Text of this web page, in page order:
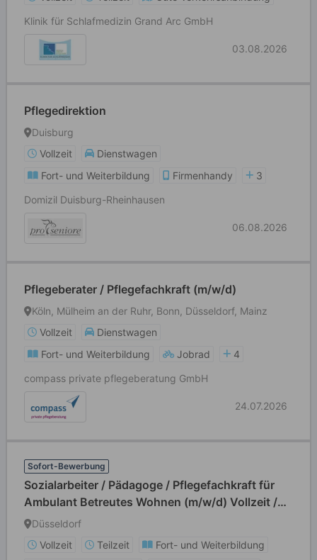
Klinik für Schlafmedizin Grand Arc GmbH
03.08.2026
Pflegedirektion
Duisburg
Vollzeit
Dienstwagen
Fort- und Weiterbildung
Firmenhandy
3
Domizil Duisburg-Rheinhausen
06.08.2026
Pflegeberater / Pflegefachkraft (m/w/d)
Köln, Mülheim an der Ruhr, Bonn, Düsseldorf, Mainz
Vollzeit
Dienstwagen
Fort- und Weiterbildung
Jobrad
4
compass private pflegeberatung GmbH
24.07.2026
Sofort-Bewerbung
Sozialarbeiter / Pädagoge / Pflegefachkraft für
Ambulant Betreutes Wohnen (m/w/d) Vollzeit /
Teilzeit
Düsseldorf
Vollzeit
Teilzeit
Fort- und Weiterbildung